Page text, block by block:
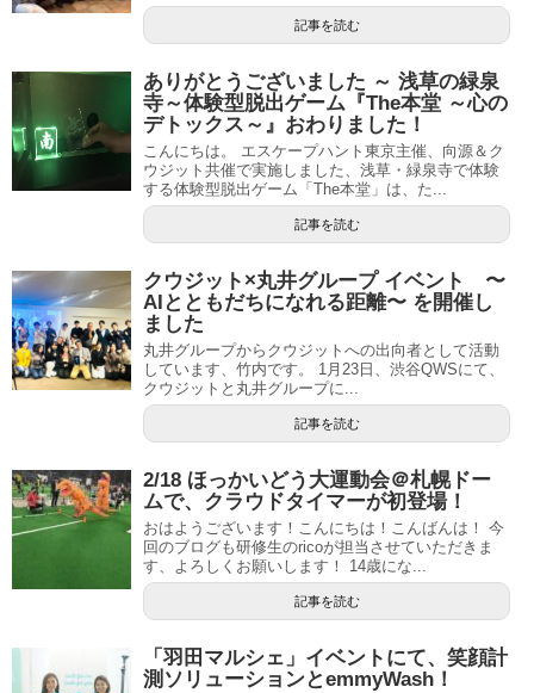
記事を読む
ありがとうございました ～ 浅草の緑泉
寺～体験型脱出ゲーム『The本堂 ～心の
デトックス～』おわりました！
こんにちは。 エスケープハント東京主催、向源＆ク
ウジット共催で実施しました、浅草・緑泉寺で体験
する体験型脱出ゲーム「The本堂」は、た...
記事を読む
クウジット×丸井グループ イベント 〜
AIとともだちになれる距離〜 を開催し
ました
丸井グループからクウジットへの出向者として活動
しています、竹内です。 1月23日、渋谷QWSにて、
クウジットと丸井グループに...
記事を読む
2/18 ほっかいどう大運動会＠札幌ドー
ムで、クラウドタイマーが初登場！
おはようございます！こんにちは！こんばんは！ 今
回のブログも研修生のricoが担当させていただきま
す、よろしくお願いします！ 14歳にな...
記事を読む
「羽田マルシェ」イベントにて、笑顔計
測ソリューションとemmyWash！